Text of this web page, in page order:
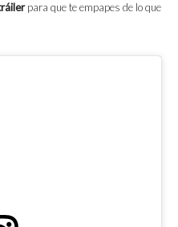
para que te empapes de lo que